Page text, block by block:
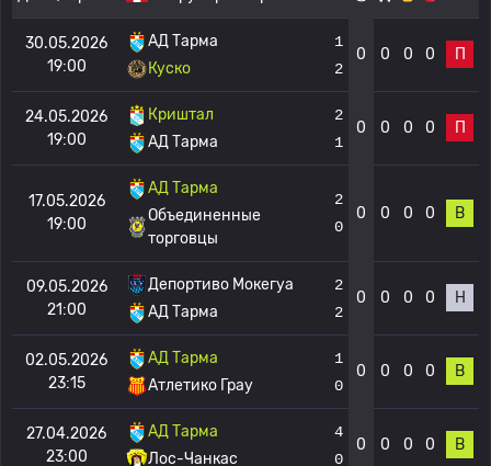
30.05.2026
19:00
АД Тарма
Куско
1
2
0 0 0 0 П
24.05.2026
19:00
Криштал
АД Тарма
2
1
0 0 0 0 П
17.05.2026
19:00
АД Тарма
Объединенные
торговцы
2
0
0 0 0 0 В
09.05.2026
21:00
Депортиво Мокегуа
АД Тарма
2
2
0 0 0 0 Н
02.05.2026
23:15
АД Тарма
Атлетико Грау
1
0
0 0 0 0 В
27.04.2026
23:00
АД Тарма
Лос-Чанкас
4
0
0 0 0 0 В